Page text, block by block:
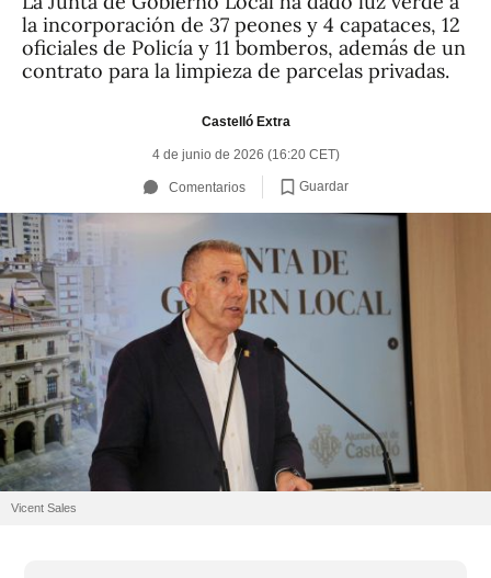
la incorporación de 37 peones y 4 capataces, 12
oficiales de Policía y 11 bomberos, además de un
contrato para la limpieza de parcelas privadas.
Castelló Extra
4 de junio de 2026 (16:20 CET)
Comentarios Guardar
Vicent Sales